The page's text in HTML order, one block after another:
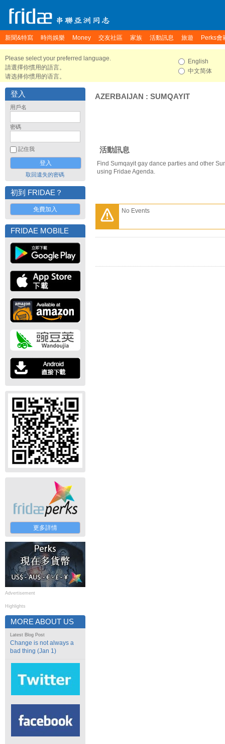
新聞&特寫 時尚娛樂 Money 交友社區 家族 活動訊息 旅遊 Perks會
Please select your preferred language.
請選擇你慣用的語言。
请选择你惯用的语言。
English
中文简体
登入
用戶名
密碼
記住我
取回遺失的密碼
初到 FRIDAE？
免費加入
FRIDAE MOBILE
更多詳情
Advertisement
Highlights
MORE ABOUT US
Latest Blog Post
Change is not always a
bad thing (Jan 1)
AZERBAIJAN : SUMQAYIT
活動訊息
Find Sumqayit gay dance parties and other
using Fridae Agenda.
No Events